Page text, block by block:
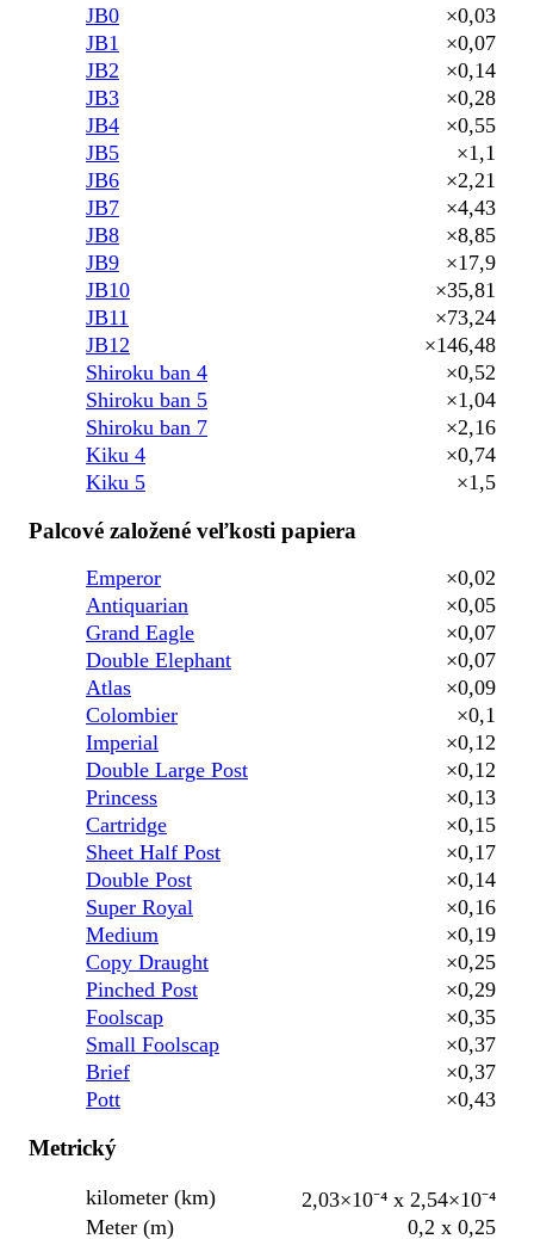
JB0
×0,03
JB1
×0,07
JB2
×0,14
JB3
×0,28
JB4
×0,55
JB5
×1,1
JB6
×2,21
JB7
×4,43
JB8
×8,85
JB9
×17,9
JB10
×35,81
JB11
×73,24
JB12
×146,48
Shiroku ban 4
×0,52
Shiroku ban 5
×1,04
Shiroku ban 7
×2,16
Kiku 4
×0,74
Kiku 5
×1,5
Palcové založené veľkosti papiera
Emperor
×0,02
Antiquarian
×0,05
Grand Eagle
×0,07
Double Elephant
×0,07
Atlas
×0,09
Colombier
×0,1
Imperial
×0,12
Double Large Post
×0,12
Princess
×0,13
Cartridge
×0,15
Sheet Half Post
×0,17
Double Post
×0,14
Super Royal
×0,16
Medium
×0,19
Copy Draught
×0,25
Pinched Post
×0,29
Foolscap
×0,35
Small Foolscap
×0,37
Brief
×0,37
Pott
×0,43
Metrický
kilometer (km)
2,03×10⁻⁴ x 2,54×10⁻⁴
Meter (m)
0,2 x 0,25